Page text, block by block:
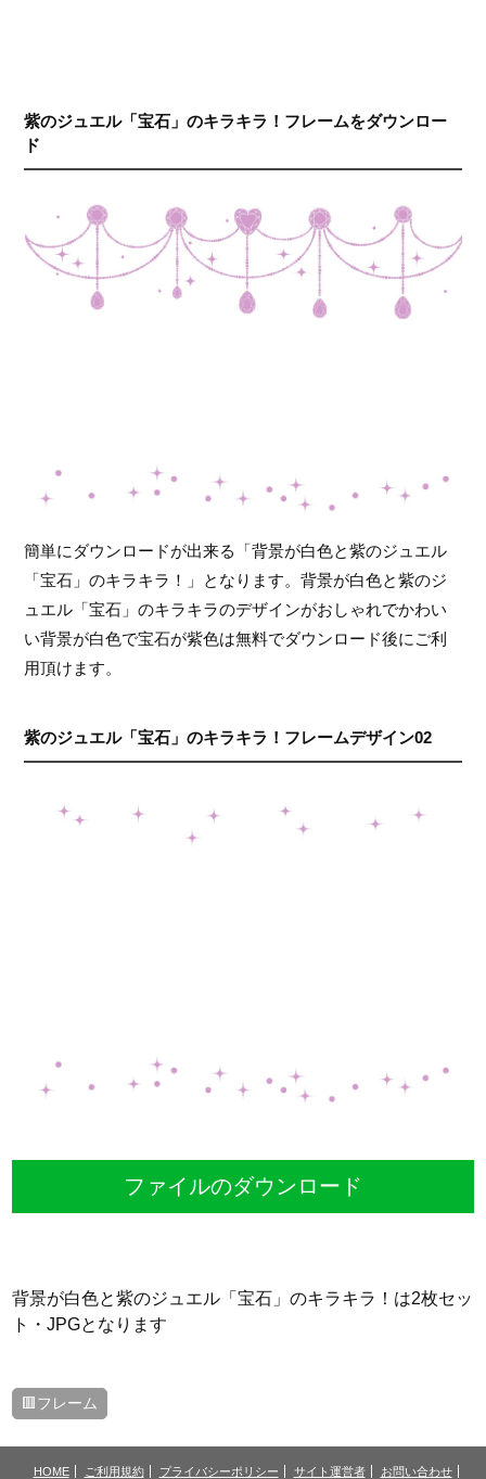
紫のジュエル「宝石」のキラキラ！フレームをダウンロー
ド
簡単にダウンロードが出来る「背景が白色と紫のジュエル
「宝石」のキラキラ！」となります。背景が白色と紫のジ
ュエル「宝石」のキラキラのデザインがおしゃれでかわい
い背景が白色で宝石が紫色は無料でダウンロード後にご利
用頂けます。
紫のジュエル「宝石」のキラキラ！フレームデザイン02
ファイルのダウンロード
背景が白色と紫のジュエル「宝石」のキラキラ！は2枚セッ
ト・JPGとなります
🟥フレーム
HOME ご利用規約 プライバシーポリシー サイト運営者 お問い合わせ